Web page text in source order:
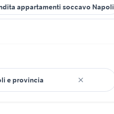
appartamenti soccavo Napoli